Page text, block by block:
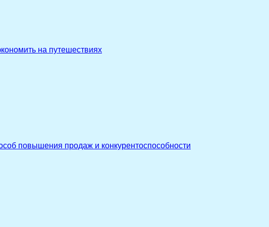
на путешествиях
повышения продаж и конкурентоспособности